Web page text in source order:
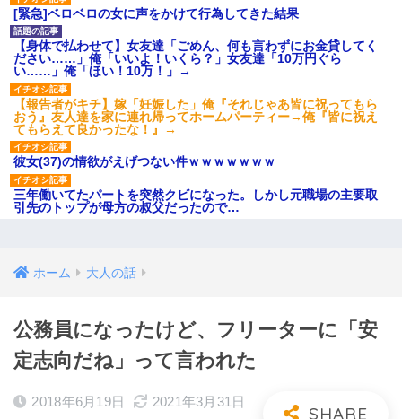
[緊急]ベロベロの女に声をかけて行為してきた結果
【身体で払わせて】女友達「ごめん、何も言わずにお金貸してく
ださい……」俺「いいよ！いくら？」女友達「10万円ぐら
い……」俺「ほい！10万！」→
【報告者がキチ】嫁「妊娠した」俺『それじゃあ皆に祝ってもら
おう』友人達を家に連れ帰ってホームパーティー→俺『皆に祝え
てもらえて良かったな！』→
彼女(37)の情欲がえげつない件ｗｗｗｗｗｗｗ
三年働いてたパートを突然クビになった。しかし元職場の主要取
引先のトップが母方の叔父だったので…
ホーム 大人の話
公務員になったけど、フリーターに「安
定志向だね」って言われた
2018年6月19日 2021年3月31日